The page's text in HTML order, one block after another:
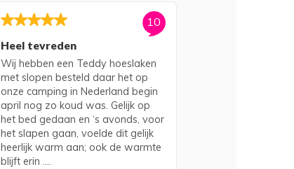
10
Heel tevreden
Wij hebben een Teddy hoeslaken
met slopen besteld daar het op
onze camping in Nederland begin
april nog zo koud was. Gelijk op
het bed gedaan en ‘s avonds, voor
het slapen gaan, voelde dit gelijk
heerlijk warm aan; ook de warmte
blijft erin ....